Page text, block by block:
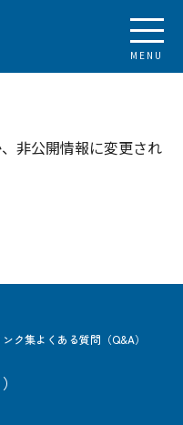
MENU
非公開情報に変更され
ンク集よくある質問（Q&A）
）